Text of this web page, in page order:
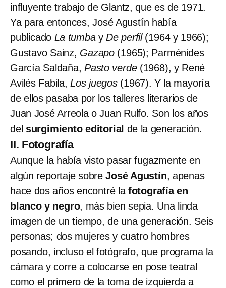
influyente trabajo de Glantz, que es de 1971.
Ya para entonces, José Agustín había
publicado La tumbayDe perfil(1964 y 1966);
Gustavo Sainz, Gazapo (1965); Parménides
García Saldaña,Pasto verde(1968), y René
Avilés Fabila,Los juegos(1967). Y la mayoría
de ellos pasaba por los talleres literarios de
Juan José Arreola o Juan Rulfo. Son los años
del surgimiento editorial de la generación.
II. Fotografía
Aunque la había visto pasar fugazmente en
algún reportaje sobreJosé Agustín, apenas
hace dos años encontré la fotografía en
blanco y negro, más bien sepia. Una linda
imagen de un tiempo, de una generación. Seis
personas; dos mujeres y cuatro hombres
posando, incluso el fotógrafo, que programa la
cámara y corre a colocarse en pose teatral
como el primero de la toma de izquierda a